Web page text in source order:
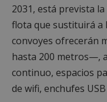
2031, está prevista
flota que sustituirá a
convoyes ofrecerán
hasta 200 metros—,
continuo, espacios
de wifi, enchufes
Cookies